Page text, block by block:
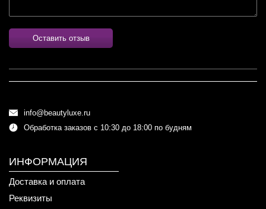
Оставить отзыв
info@beautyluxe.ru
Обработка заказов с 10:30 до 18:00 по будням
ИНФОРМАЦИЯ
Доставка и оплата
Реквизиты